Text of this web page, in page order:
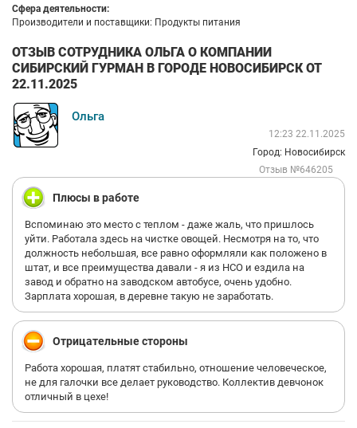
Сфера деятельности:
Производители и поставщики: Продукты питания
ОТЗЫВ СОТРУДНИКА ОЛЬГА О КОМПАНИИ
СИБИРСКИЙ ГУРМАН В ГОРОДЕ НОВОСИБИРСК ОТ
22.11.2025
Ольга
12:23 22.11.2025
Город: Новосибирск
Отзыв №646205
Плюсы в работе
Вспоминаю это место с теплом - даже жаль, что пришлось
уйти. Работала здесь на чистке овощей. Несмотря на то, что
должность небольшая, все равно оформляли как положено в
штат, и все преимущества давали - я из НСО и ездила на
завод и обратно на заводском автобусе, очень удобно.
Зарплата хорошая, в деревне такую не заработать.
Отрицательные стороны
Работа хорошая, платят стабильно, отношение человеческое,
не для галочки все делает руководство. Коллектив девчонок
отличный в цехе!